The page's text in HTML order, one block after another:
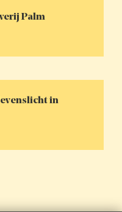
Palm
in